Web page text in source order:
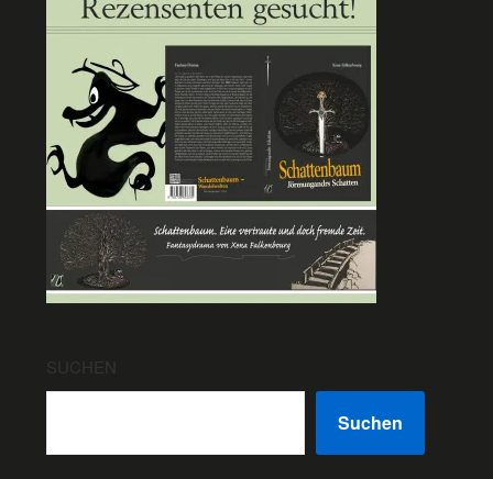
SUCHEN
Suchen